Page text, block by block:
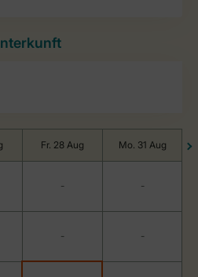
Fr. 28 Aug Mo. 31 Aug
- -
- -